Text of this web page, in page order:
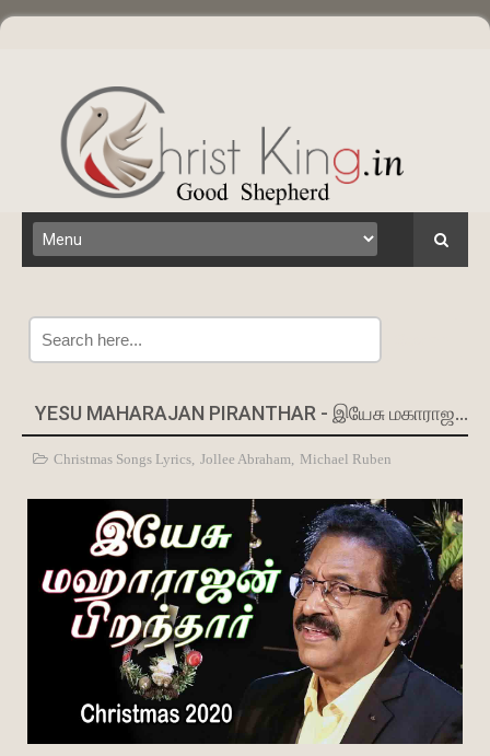
YESU MAHARAJAN PIRANTHAR - இயேசு மகாராஜன் பிறந்தார் | CHRISTMAS SONG
Christmas Songs Lyrics, Jollee Abraham, Michael Ruben